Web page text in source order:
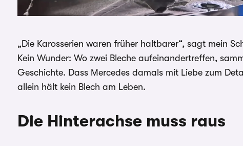
„Die Karosserien waren früher haltbarer“, sagt mein
Kein Wunder: Wo zwei Bleche aufeinandertreffen,
Geschichte. Dass Mercedes damals mit Liebe zum
allein hält kein Blech am Leben.
Die Hinterachse muss raus